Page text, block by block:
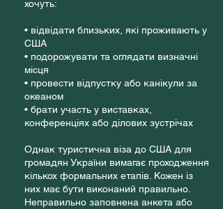
хочуть:
• відвідати близьких, які проживають у
США
• подорожувати та оглядати визначні
місця
• провести відпустку або канікули за
океаном
• брати участь у виставках,
конференціях або ділових зустрічах
Однак туристична віза до США для
громадян України вимагає проходження
кількох формальних етапів. Кожен із
них має бути виконаний правильно.
Неправильно заповнена анкета або